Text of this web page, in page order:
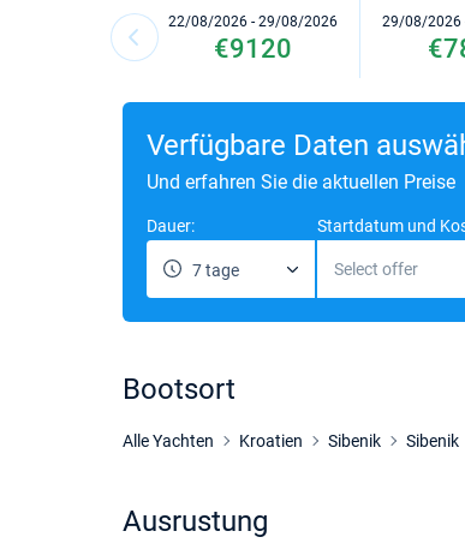
22/08/2026 - 29/08/2026
€9120
29/08/2026
Verfügbare Daten
Und erfahren Sie die aktuellen Preise
Dauer:
7 tage
Startdatum und
Select offer
Bootsort
Alle Yachten Kroatien Sibenik Sibenik
Ausrustung